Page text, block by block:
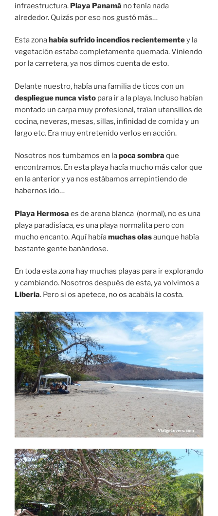
infraestructura. Playa Panamá no tenía nada
alrededor. Quizás por eso nos gustó más…
Esta zonahabía sufrido incendios recientementey la
vegetación estaba completamente quemada. Viniendo
por la carretera, ya nos dimos cuenta de esto.
Delante nuestro, había una familia de ticos con un
despliegue nunca visto para ir a la playa. Incluso habían
montado un carpa muy profesional, traían utensilios de
cocina, neveras, mesas, sillas, infinidad de comida y un
largo etc. Era muy entretenido verlos en acción.
Nosotros nos tumbamos en lapoca sombra que
encontramos. En esta playa hacía mucho más calor que
en la anterior y ya nos estábamos arrepintiendo de
habernos ido…
Playa Hermosa es de arena blanca (normal), no es una
playa paradisíaca, es una playa normalita pero con
mucho encanto. Aquí habíamuchas olasaunque había
bastante gente bañándose.
En toda esta zona hay muchas playas para ir explorando
y cambiando. Nosotros después de esta, ya volvimos a
Liberia. Pero si os apetece, no os acabáis la costa.